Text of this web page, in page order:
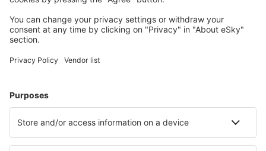
Hotels in Deutschland - Beliebte Städte
Hotels in Grömitz Hotels in Binz Hotels in Laboe